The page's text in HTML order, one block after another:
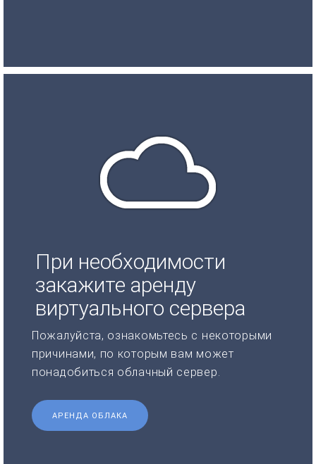
При необходимости
закажите аренду
виртуального сервера
Пожалуйста, ознакомьтесь с некоторыми
причинами, по которым вам может
понадобиться облачный сервер.
АРЕНДА ОБЛАКА